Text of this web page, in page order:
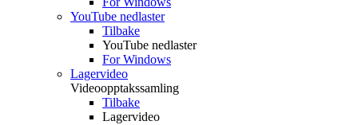
YouTube nedlaster
Tilbake
YouTube nedlaster
For Windows
Lagervideo
Videoopptakssamling
Tilbake
Lagervideo